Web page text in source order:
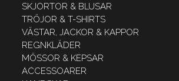
SKJORTOR & BLUSAR
TRÖJOR & T-SHIRTS
VÄSTAR, JACKOR & KAPPOR
REGNKLÄDER
MÖSSOR & KEPSAR
ACCESSOARER